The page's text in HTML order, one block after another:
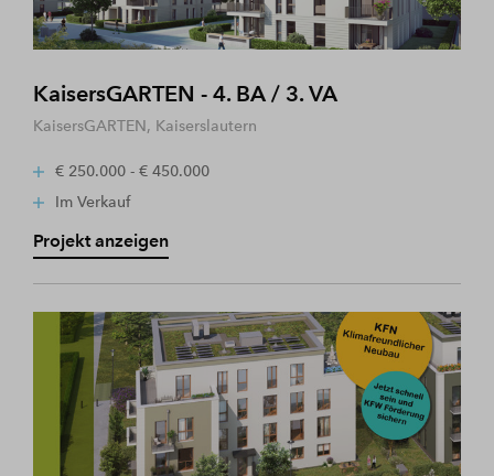
KaisersGARTEN - 4. BA / 3. VA
KaisersGARTEN, Kaiserslautern
€ 250.000 - € 450.000
Im Verkauf
Projekt anzeigen